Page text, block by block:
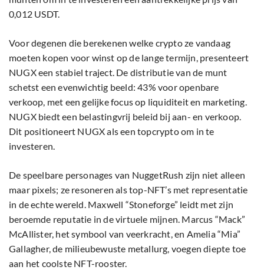
0,012 USDT.
Voor degenen die berekenen welke crypto ze vandaag
moeten kopen voor winst op de lange termijn, presenteert
NUGX een stabiel traject. De distributie van de munt
schetst een evenwichtig beeld: 43% voor openbare
verkoop, met een gelijke focus op liquiditeit en marketing.
NUGX biedt een belastingvrij beleid bij aan- en verkoop.
Dit positioneert NUGX als een topcrypto om in te
investeren.
De speelbare personages van NuggetRush zijn niet alleen
maar pixels; ze resoneren als top-NFT’s met representatie
in de echte wereld. Maxwell “Stoneforge” leidt met zijn
beroemde reputatie in de virtuele mijnen. Marcus “Mack”
McAllister, het symbool van veerkracht, en Amelia “Mia”
Gallagher, de milieubewuste metallurg, voegen diepte toe
aan het coolste NFT-rooster.